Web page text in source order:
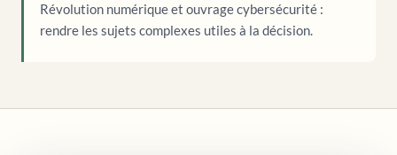
Révolution numérique et ouvrage cybersécurité :
rendre les sujets complexes utiles à la décision.